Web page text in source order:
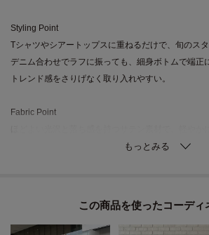
Styling Point
Tシャツやシアートップスに重ねるだけで、旬のスタ
デニム合わせでラフに振っても、細身ボトムで端
トレンド感をさりげなく取り入れやすい。
Fabric Point
身体に張りつきにくく、インナーを変えながら長く
＊＊＊＊＊＊＊＊＊＊＊＊＊＊＊＊＊＊＊＊＊＊＊
この商品を使った